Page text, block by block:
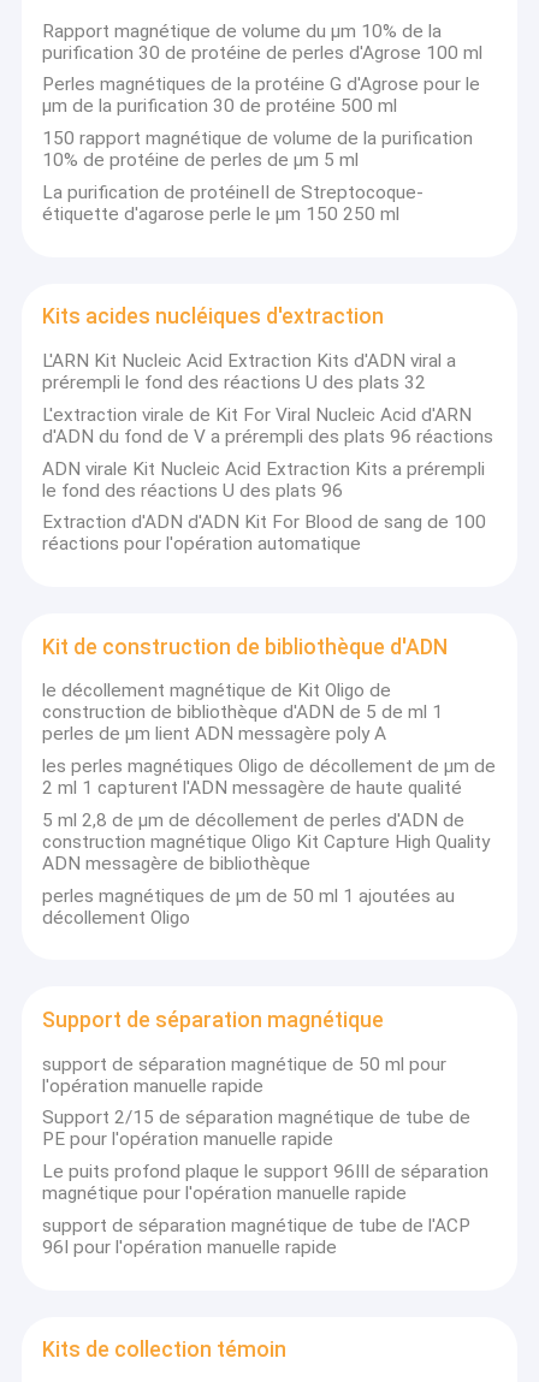
Maison
Produits
VR Show
Au sujet de nous
Visite d'usine
Contrôle de qualité
Contactez-nous
Perles magnétiques de silice
Perles magnétiques de Streptavidin
NHS a activé les perles magnétiques
Purification magnétique de protéine de perles
Kits acides nucléiques d'extraction
Kit de construction de bibliothèque d'ADN
Support de séparation magnétique
Kits de collection témoin
Rapport magnétique de volume du μm 10% de la
purification 30 de protéine de perles d'Agrose 100 ml
Perles magnétiques de la protéine G d'Agrose pour le
μm de la purification 30 de protéine 500 ml
150 rapport magnétique de volume de la purification
10% de protéine de perles de μm 5 ml
La purification de protéineⅡ de Streptocoque-
étiquette d'agarose perle le μm 150 250 ml
Kits acides nucléiques d'extraction
L'ARN Kit Nucleic Acid Extraction Kits d'ADN viral a
prérempli le fond des réactions U des plats 32
L'extraction virale de Kit For Viral Nucleic Acid d'ARN
d'ADN du fond de V a prérempli des plats 96 réactions
ADN virale Kit Nucleic Acid Extraction Kits a prérempli
le fond des réactions U des plats 96
Extraction d'ADN d'ADN Kit For Blood de sang de 100
réactions pour l'opération automatique
Kit de construction de bibliothèque d'ADN
le décollement magnétique de Kit Oligo de
construction de bibliothèque d'ADN de 5 de ml 1
perles de μm lient ADN messagère poly A
les perles magnétiques Oligo de décollement de μm de
2 ml 1 capturent l'ADN messagère de haute qualité
5 ml 2,8 de μm de décollement de perles d'ADN de
construction magnétique Oligo Kit Capture High Quality
ADN messagère de bibliothèque
perles magnétiques de μm de 50 ml 1 ajoutées au
décollement Oligo
Support de séparation magnétique
support de séparation magnétique de 50 ml pour
l'opération manuelle rapide
Support 2/15 de séparation magnétique de tube de
PE pour l'opération manuelle rapide
Le puits profond plaque le support 96III de séparation
magnétique pour l'opération manuelle rapide
support de séparation magnétique de tube de l'ACP
96I pour l'opération manuelle rapide
Kits de collection témoin
Le CASTOR a été fondé fin 2011, situé au parc industriel de
Suzhou. Le CASTOR combine biotechnologique avec le
magnétiques, fournit à des clients l'échantillon professionnel
traitant des solutions, et est commise à favoriser le
fournit les produits de haute qualité aux clients de l'Europe,
Amérique du Nord, mi est, les produits du CASTOR etc. sont
employés par plus de 1000 établissements, 300 entreprises et
ont cité par plus de 200 papiers. Le CASTOR avait coopéré avec
normes internationales d'industrie de nanomaterial, projetés
d'être édité en 2021. En outre, le CASTOR a établi un système
de gestion de la qualité et passé OIN 9001 et OIN 13485. Les
produits de CASTOR des certificats ont également de la CE et